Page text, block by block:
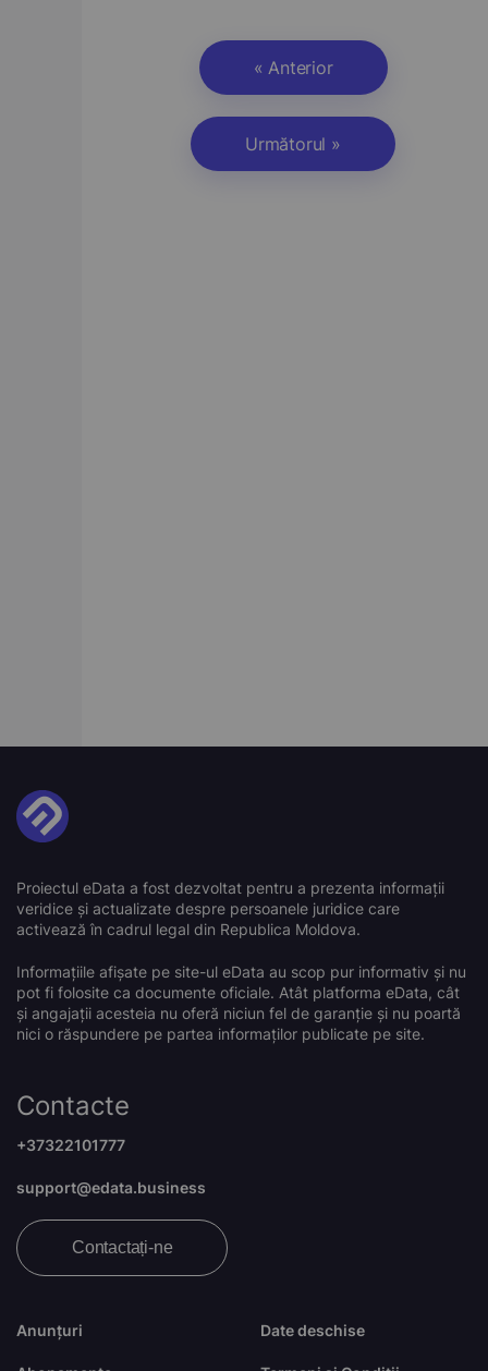
« Anterior
Următorul »
Proiectul eData a fost dezvoltat pentru a prezenta informații
veridice și actualizate despre persoanele juridice care
activează în cadrul legal din Republica Moldova.
Informațiile afișate pe site-ul eData au scop pur informativ și nu
pot fi folosite ca documente oficiale. Atât platforma eData, cât
și angajații acesteia nu oferă niciun fel de garanție și nu poartă
nici o răspundere pe partea informaților publicate pe site.
Anunțuri Date deschise
Contacte
+37322101777
support@edata.business
Contactați-ne